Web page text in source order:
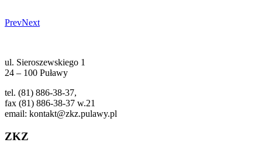
PrevNext
ul. Sieroszewskiego 1
24 – 100 Puławy
tel. (81) 886-38-37,
fax (81) 886-38-37 w.21
email: kontakt@zkz.pulawy.pl
ZKZ